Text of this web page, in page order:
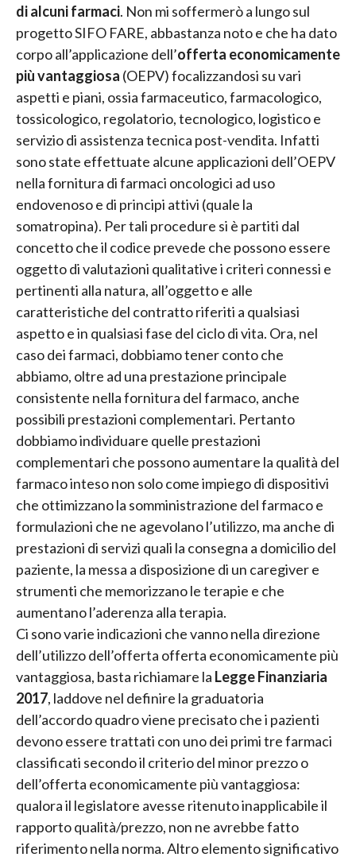
di alcuni farmaci. Non mi soffermerò a lungo sul
progetto SIFO FARE, abbastanza noto e che ha dato
corpo all’applicazione dell’offerta economicamente
più vantaggiosa (OEPV) focalizzandosi su vari
aspetti e piani, ossia farmaceutico, farmacologico,
tossicologico, regolatorio, tecnologico, logistico e
servizio di assistenza tecnica post-vendita. Infatti
sono state effettuate alcune applicazioni dell’OEPV
nella fornitura di farmaci oncologici ad uso
endovenoso e di principi attivi (quale la
somatropina). Per tali procedure si è partiti dal
concetto che il codice prevede che possono essere
oggetto di valutazioni qualitative i criteri connessi e
pertinenti alla natura, all’oggetto e alle
caratteristiche del contratto riferiti a qualsiasi
aspetto e in qualsiasi fase del ciclo di vita. Ora, nel
caso dei farmaci, dobbiamo tener conto che
abbiamo, oltre ad una prestazione principale
consistente nella fornitura del farmaco, anche
possibili prestazioni complementari. Pertanto
dobbiamo individuare quelle prestazioni
complementari che possono aumentare la qualità del
farmaco inteso non solo come impiego di dispositivi
che ottimizzano la somministrazione del farmaco e
formulazioni che ne agevolano l’utilizzo, ma anche di
prestazioni di servizi quali la consegna a domicilio del
paziente, la messa a disposizione di un caregiver e
strumenti che memorizzano le terapie e che
aumentano l’aderenza alla terapia.
Ci sono varie indicazioni che vanno nella direzione
dell’utilizzo dell’offerta offerta economicamente più
vantaggiosa, basta richiamare la Legge Finanziaria
2017, laddove nel definire la graduatoria
dell’accordo quadro viene precisato che i pazienti
devono essere trattati con uno dei primi tre farmaci
classificati secondo il criterio del minor prezzo o
dell’offerta economicamente più vantaggiosa:
qualora il legislatore avesse ritenuto inapplicabile il
rapporto qualità/prezzo, non ne avrebbe fatto
riferimento nella norma. Altro elemento significativo